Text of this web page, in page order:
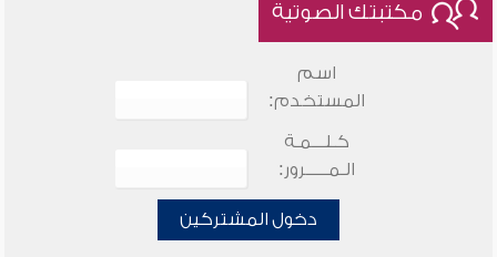
مكتبتك الصوتية
اسم
المستخدم:
كـلـــمـة
الـمـــــرور:
دخول المشتركين